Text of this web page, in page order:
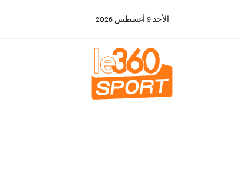
الأحد 9 أغسطس 2026